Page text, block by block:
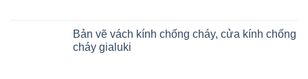
Bản vẽ vách kính chống cháy, cửa kính chống
cháy gialuki